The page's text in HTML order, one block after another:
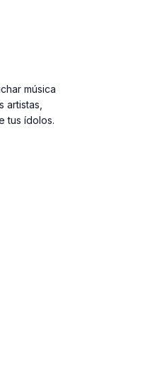
Version)
música
artistas,
tus ídolos.